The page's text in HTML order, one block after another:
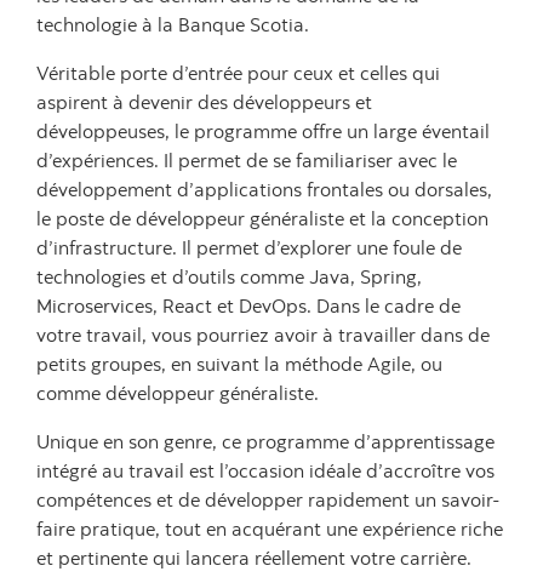
technologie à la Banque Scotia.
Véritable porte d’entrée pour ceux et celles qui
aspirent à devenir des développeurs et
développeuses, le programme offre un large éventail
d’expériences. Il permet de se familiariser avec le
développement d’applications frontales ou dorsales,
le poste de développeur généraliste et la conception
d’infrastructure. Il permet d’explorer une foule de
technologies et d’outils comme Java, Spring,
Microservices, React et DevOps. Dans le cadre de
votre travail, vous pourriez avoir à travailler dans de
petits groupes, en suivant la méthode Agile, ou
comme développeur généraliste.
Unique en son genre, ce programme d’apprentissage
intégré au travail est l’occasion idéale d’accroître vos
compétences et de développer rapidement un savoir-
faire pratique, tout en acquérant une expérience riche
et pertinente qui lancera réellement votre carrière.